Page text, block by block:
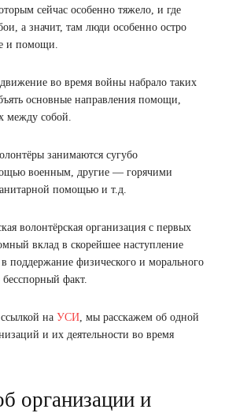
сейчас особенно тяжело, и где
а значит, там люди особенно остро
и помощи.
движение во время войны набрало таких
основные направления помощи,
между собой.
занимаются сугубо
военным, другие — горячими
помощью и т.д.
волонтёрская организация с первых
вклад в скорейшее наступление
поддержание физического и морального
факт.
на УСИ , мы расскажем об одной
и их деятельности во время
организации и